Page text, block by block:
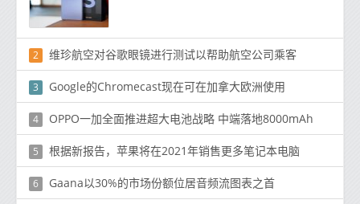
2 维珍航空对谷歌眼镜进行测试以帮助航空公司乘客
3 Google的Chromecast现在可在加拿大欧洲使用
4 OPPO一加全面推进超大电池战略 中端落地8000mAh
5 根据新报告，苹果将在2021年销售更多笔记本电脑
6 Gaana以30%的市场份额位居音频流图表之首